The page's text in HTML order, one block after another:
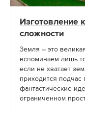
Изготовление
сложности
Земля – это
вспоминаем лишь
если не хватает
приходится
фантастические
ограниченном